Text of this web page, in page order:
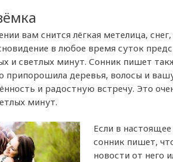
вам снится лёгкая метелица,
в любое время суток
и светлых минут. Сонник пишет
припорошила деревья, волосы и
и радостную встречу. Это
минут.
Если в
сонник пишет,
новости от него